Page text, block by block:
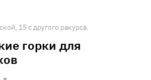
15 с другого ракурса.
горки для